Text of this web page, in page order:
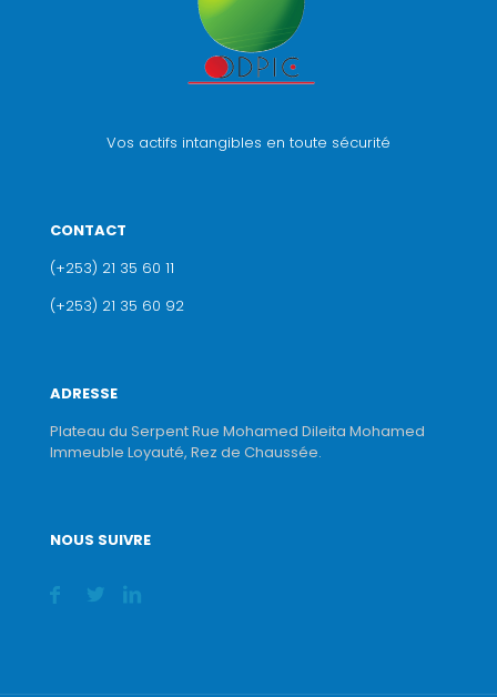
Vos actifs intangibles en toute sécurité
CONTACT
(+253) 21 35 60 11
(+253) 21 35 60 92
ADRESSE
Plateau du Serpent Rue Mohamed Dileita Mohamed
Immeuble Loyauté, Rez de Chaussée.
NOUS SUIVRE